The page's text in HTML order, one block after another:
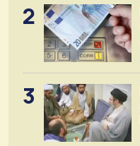
2
3